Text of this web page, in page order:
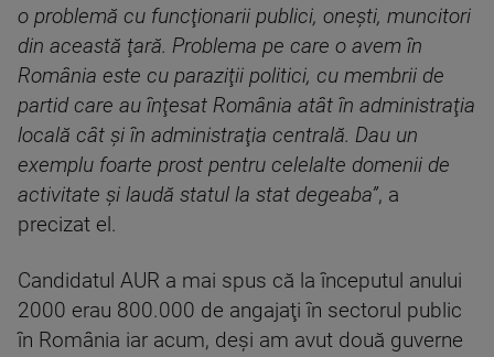
o problemă cu funcţionarii publici, oneşti, muncitori
din această ţară. Problema pe care o avem în
România este cu paraziţii politici, cu membrii de
partid care au înţesat România atât în administraţia
locală cât şi în administraţia centrală. Dau un
exemplu foarte prost pentru celelalte domenii de
activitate şi laudă statul la stat degeaba”, a
precizat el.
Candidatul AUR a mai spus că la începutul anului
2000 erau 800.000 de angajaţi în sectorul public
în România iar acum, deşi am avut două guverne